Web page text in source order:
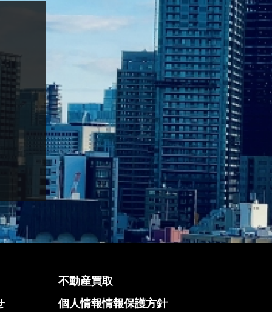
不動産買取
個人情報情報保護方針